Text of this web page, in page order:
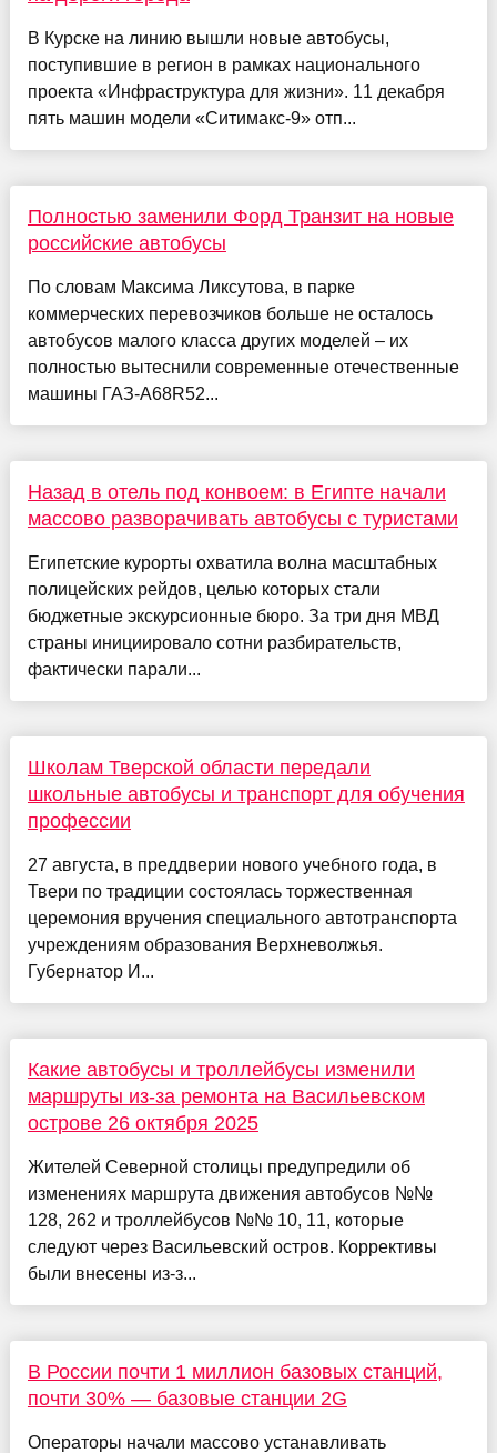
В Курске на линию вышли новые автобусы,
поступившие в регион в рамках национального
проекта «Инфраструктура для жизни». 11 декабря
пять машин модели «Ситимакс-9» отп...
Полностью заменили Форд Транзит на новые
российские автобусы
По словам Максима Ликсутова, в парке
коммерческих перевозчиков больше не осталось
автобусов малого класса других моделей – их
полностью вытеснили современные отечественные
машины ГАЗ-A68R52...
Назад в отель под конвоем: в Египте начали
массово разворачивать автобусы с туристами
Египетские курорты охватила волна масштабных
полицейских рейдов, целью которых стали
бюджетные экскурсионные бюро. За три дня МВД
страны инициировало сотни разбирательств,
фактически парали...
Школам Тверской области передали
школьные автобусы и транспорт для обучения
профессии
27 августа, в преддверии нового учебного года, в
Твери по традиции состоялась торжественная
церемония вручения специального автотранспорта
учреждениям образования Верхневолжья.
Губернатор И...
Какие автобусы и троллейбусы изменили
маршруты из-за ремонта на Васильевском
острове 26 октября 2025
Жителей Северной столицы предупредили об
изменениях маршрута движения автобусов №№
128, 262 и троллейбусов №№ 10, 11, которые
следуют через Васильевский остров. Коррективы
были внесены из-з...
В России почти 1 миллион базовых станций,
почти 30% — базовые станции 2G
Операторы начали массово устанавливать